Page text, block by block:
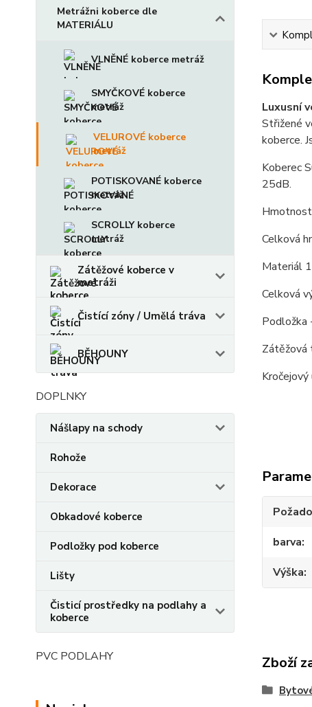
Metrážni koberce dle
MATERIÁLU
VLNĚNÉ koberce metráž
SMYČKOVÉ koberce
metráž
VELUROVÉ koberce
metráž
POTISKOVANÉ koberce
metráž
SCROLLY koberce
metráž
Zátěžové koberce v
metráži
Čistící zóny / Umělá tráva
BĚHOUNY
DOPLNKY
Nášlapy na schody
Rohože
Dekorace
Obkadové koberce
Podložky pod koberce
Lišty
Čisticí prostředky na podlahy a
koberce
PVC PODLAHY
Luxusní
Střižené
koberce.
Koberec
25dB.
Celková
Materiál
Celková
Podložka
barva
Výška
Zboží